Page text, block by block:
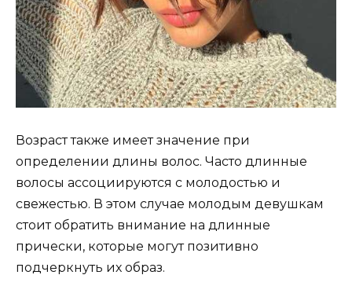
Возраст также имеет значение при
определении длины волос. Часто длинные
волосы ассоциируются с молодостью и
свежестью. В этом случае молодым девушкам
стоит обратить внимание на длинные
прически, которые могут позитивно
подчеркнуть их образ.